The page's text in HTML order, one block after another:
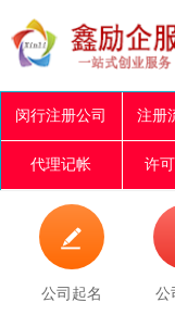
闵行注册公司 注册
代理记帐 许

公司起名 公